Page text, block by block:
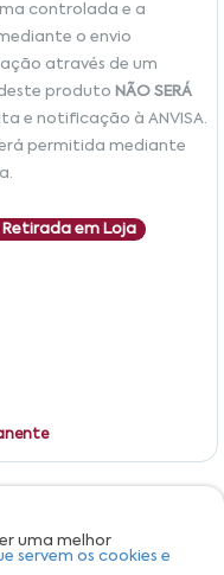
controlada e a
o envio
através de um
produto NÃO SERÁ
e notificação à ANVISA.
permitida mediante
em Loja
uma melhor
servem os cookies e